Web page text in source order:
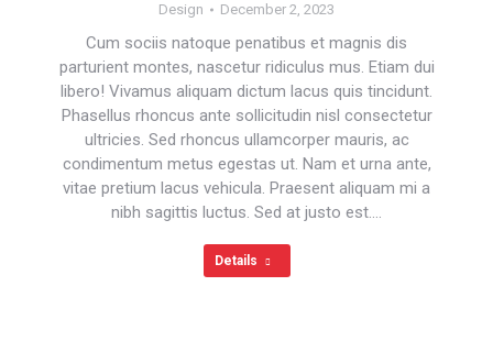
Design December 2, 2023
Cum sociis natoque penatibus et magnis dis
parturient montes, nascetur ridiculus mus. Etiam dui
libero! Vivamus aliquam dictum lacus quis tincidunt.
Phasellus rhoncus ante sollicitudin nisl consectetur
ultricies. Sed rhoncus ullamcorper mauris, ac
condimentum metus egestas ut. Nam et urna ante,
vitae pretium lacus vehicula. Praesent aliquam mi a
nibh sagittis luctus. Sed at justo est.…
Details